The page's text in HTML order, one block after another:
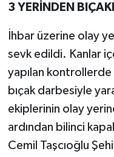
3 YERİNDEN
İhbar üzerine olay
sevk edildi. Kanlar
yapılan kontrollerde
bıçak darbesiyle
ekiplerinin olay
ardından bilinci
Cemil Taşcıoğlu